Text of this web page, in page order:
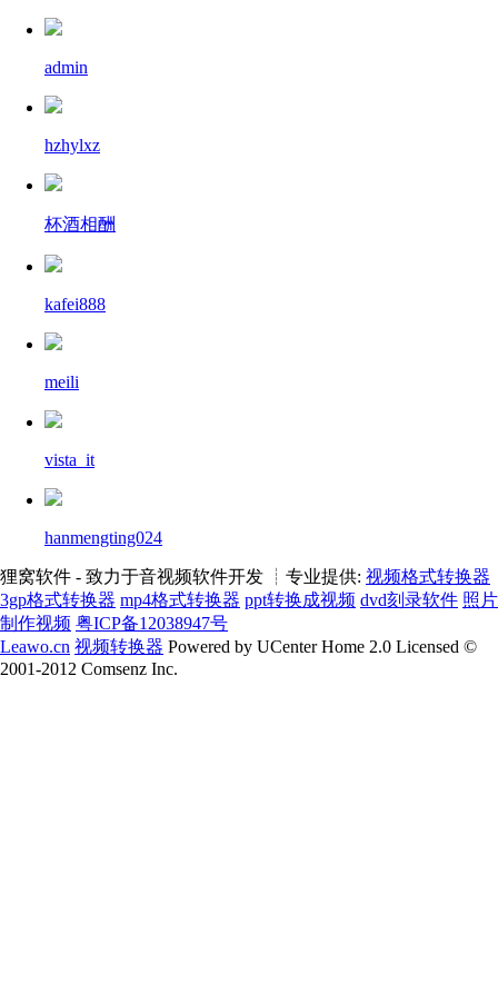
admin
hzhylxz
杯酒相酬
kafei888
meili
vista_it
hanmengting024
狸窝软件 - 致力于音视频软件开发 ┊专业提供: 视频格式转换器
3gp格式转换器 mp4格式转换器 ppt转换成视频 dvd刻录软件 照片
制作视频 粤ICP备12038947号
Leawo.cn 视频转换器 Powered by UCenter Home 2.0 Licensed ©
2001-2012 Comsenz Inc.